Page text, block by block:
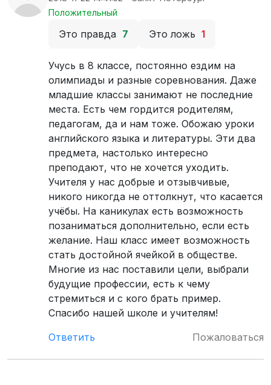
Положительный
Это правда 7 Это ложь 1
Учусь в 8 классе, постоянно ездим на
олимпиады и разные соревнования. Даже
младшие классы занимают не последние
места. Есть чем гордится родителям,
педагогам, да и нам тоже. Обожаю уроки
английского языка и литературы. Эти два
предмета, настолько интересно
преподают, что не хочется уходить.
Учителя у нас добрые и отзывчивые,
никого никогда не оттолкнут, что касается
учёбы. На каникулах есть возможность
позаниматься дополнительно, если есть
желание. Наш класс имеет возможность
стать достойной ячейкой в обществе.
Многие из нас поставили цели, выбрали
будущие профессии, есть к чему
стремиться и с кого брать пример.
Спасибо нашей школе и учителям!
Ответить
Пожаловаться